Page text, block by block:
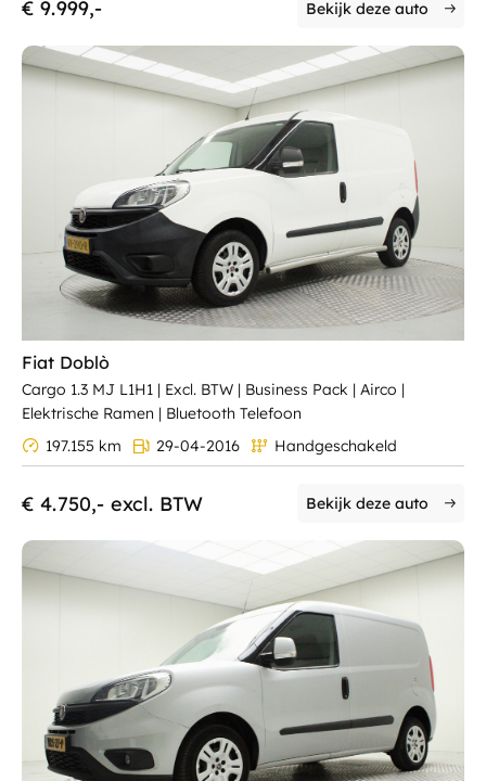
€ 9.999,- Bekijk deze auto
Fiat Doblò
Cargo 1.3 MJ L1H1 | Excl. BTW | Business Pack | Airco |
Elektrische Ramen | Bluetooth Telefoon
197.155 km
29-04-2016 Handgeschakeld
€ 4.750,- excl. BTW Bekijk deze auto